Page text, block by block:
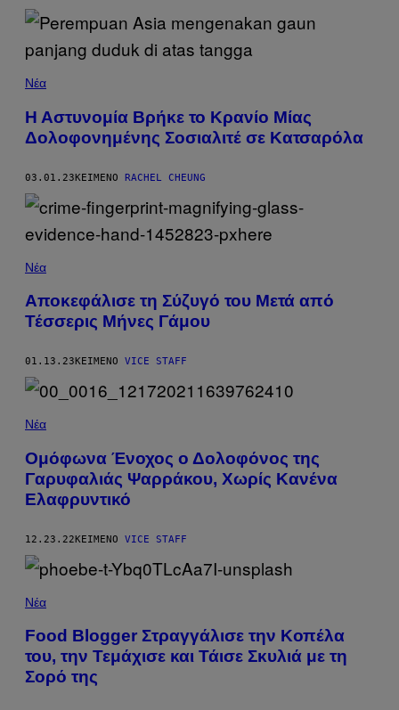
Νέα
Η Αστυνομία Βρήκε το Κρανίο Μίας
Δολοφονημένης Σοσιαλιτέ σε Κατσαρόλα
03.01.23ΚΕΊΜΕΝΟ RACHEL CHEUNG
Νέα
Αποκεφάλισε τη Σύζυγό του Μετά από
Τέσσερις Μήνες Γάμου
01.13.23 ΚΕΊΜΕΝΟ VICE STAFF
Νέα
Ομόφωνα Ένοχος ο Δολοφόνος της
Γαρυφαλιάς Ψαρράκου, Χωρίς Κανένα
Ελαφρυντικό
12.23.22ΚΕΊΜΕΝΟ VICE STAFF
Νέα
Food Blogger Στραγγάλισε την Κοπέλα
του, την Τεμάχισε και Τάισε Σκυλιά με τη
Σορό της